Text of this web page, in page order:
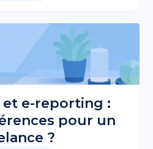
et e-reporting :
pour un
?